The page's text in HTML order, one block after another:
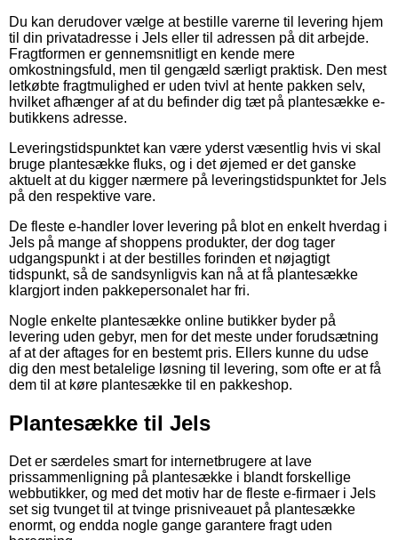
Du kan derudover vælge at bestille varerne til levering hjem
til din privatadresse i Jels eller til adressen på dit arbejde.
Fragtformen er gennemsnitligt en kende mere
omkostningsfuld, men til gengæld særligt praktisk. Den mest
letkøbte fragtmulighed er uden tvivl at hente pakken selv,
hvilket afhænger af at du befinder dig tæt på plantesække e-
butikkens adresse.
Leveringstidspunktet kan være yderst væsentlig hvis vi skal
bruge plantesække fluks, og i det øjemed er det ganske
aktuelt at du kigger nærmere på leveringstidspunktet for Jels
på den respektive vare.
De fleste e-handler lover levering på blot en enkelt hverdag i
Jels på mange af shoppens produkter, der dog tager
udgangspunkt i at der bestilles forinden et nøjagtigt
tidspunkt, så de sandsynligvis kan nå at få plantesække
klargjort inden pakkepersonalet har fri.
Nogle enkelte plantesække online butikker byder på
levering uden gebyr, men for det meste under forudsætning
af at der aftages for en bestemt pris. Ellers kunne du udse
dig den mest betalelige løsning til levering, som ofte er at få
dem til at køre plantesække til en pakkeshop.
Plantesække til Jels
Det er særdeles smart for internetbrugere at lave
prissammenligning på plantesække i blandt forskellige
webbutikker, og med det motiv har de fleste e-firmaer i Jels
set sig tvunget til at tvinge prisniveauet på plantesække
enormt, og endda nogle gange garantere fragt uden